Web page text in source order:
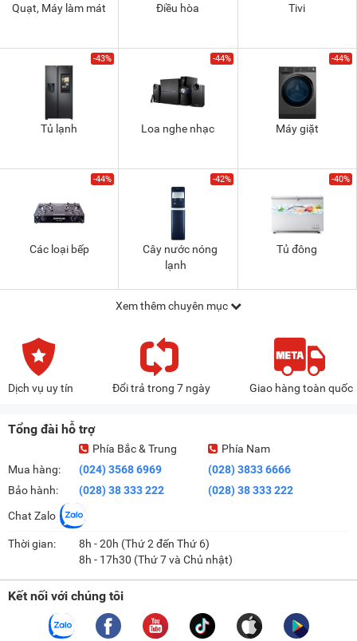
Quạt, Máy làm mát Điều hòa Tivi
-43%
Tủ lạnh
-44%
Loa nghe nhạc
-44%
Máy giặt
-44%
Các loại bếp
-42%
Cây nước nóng
lạnh
-40%
Tủ đông
Xem thêm chuyên mục
Dịch vụ uy tín Đổi trả trong 7 ngày Giao hàng toàn quốc
Tổng đài hỗ trợ
Mua hàng:
Bảo hành:
Phía Bắc & Trung
(024) 3568 6969
(028) 38 333 222
Phía Nam
(028) 3833 6666
(028) 38 333 222
Chat Zalo
Thời gian:
8h - 20h (Thứ 2 đến Thứ 6)
8h - 17h30 (Thứ 7 và Chủ nhật)
Kết nối với chúng tôi